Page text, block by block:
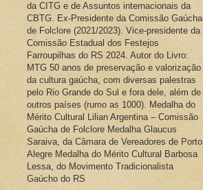
da CITG e de Assuntos internacionais da
CBTG. Ex-Presidente da Comissão Gaúcha
de Folclore (2021/2023). Vice-presidente da
Comissão Estadual dos Festejos
Farroupilhas do RS 2024. Autor do Livro:
MTG 50 anos de preservação e valorização
da cultura gaúcha, com diversas palestras
pelo Rio Grande do Sul e fora dele, além de
outros países (rumo as 1000). Medalha do
Mérito Cultural Lilian Argentina – Comissão
Gaúcha de Folclore Medalha Glaucus
Saraiva, da Câmara de Vereadores de Porto
Alegre Medalha do Mérito Cultural Barbosa
Lessa, do Movimento Tradicionalista
Gaúcho do RS